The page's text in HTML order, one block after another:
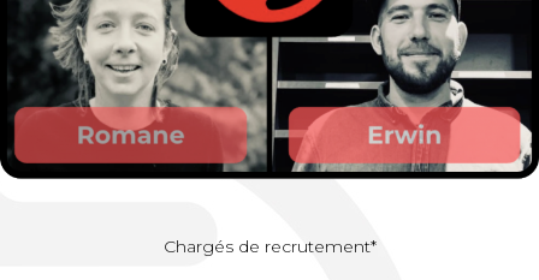
Chargés de recrutement*